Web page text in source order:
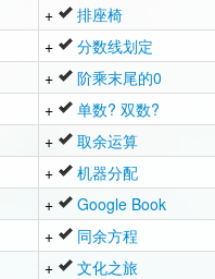
+ 排座椅
+ 分数线划定
+ 阶乘末尾的0
+ 单数? 双数?
+ 取余运算
+ 机器分配
+ Google Book
+ 同余方程
+ 文化之旅